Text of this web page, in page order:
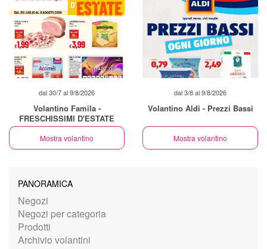
dal 30/7 al 9/8/2026
Volantino Famila -
FRESCHISSIMI D'ESTATE
Mostra volantino
dal 3/8 al 9/8/2026
Volantino Aldi - Prezzi Bassi
Mostra volantino
PANORAMICA
Negozi
Negozi per categoria
Prodotti
Archivio volantini